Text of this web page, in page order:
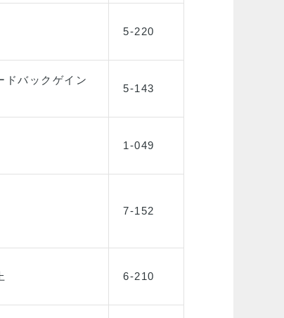
5-220
ドバックゲイン
5-143
1-049
7-152
6-210